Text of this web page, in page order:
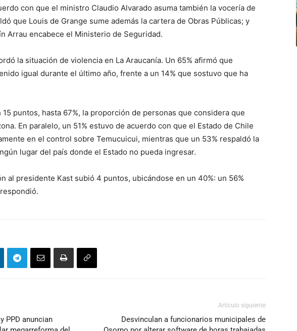
con que el ministro Claudio Alvarado asuma también la vocería de
que Louis de Grange sume además la cartera de Obras Públicas; y
Arrau encabece el Ministerio de Seguridad.
la situación de violencia en La Araucanía. Un 65% afirmó que
igual durante el último año, frente a un 14% que sostuvo que ha
puntos, hasta 67%, la proporción de personas que considera que
En paralelo, un 51% estuvo de acuerdo con que el Estado de Chile
en el control sobre Temucuicui, mientras que un 53% respaldó la
lugar del país donde el Estado no pueda ingresar.
al presidente Kast subió 4 puntos, ubicándose en un 40%: un 56%
PPD anuncian
Artículo siguiente
Desvinculan a funcionarios municipales de